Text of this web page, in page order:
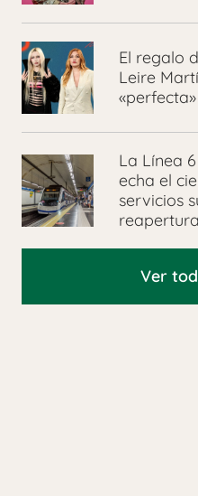
El regalo
Leire
«perfecta»
La Línea
echa el
servicios
reapertura
Ver